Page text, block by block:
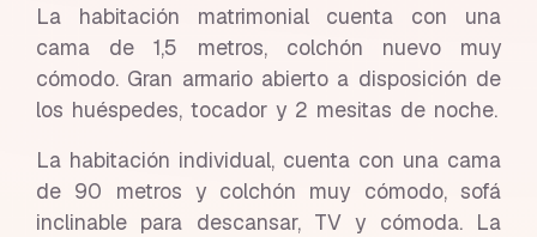
La habitación matrimonial cuenta con una
cama de 1,5 metros, colchón nuevo muy
cómodo. Gran armario abierto a disposición de
los huéspedes, tocador y 2 mesitas de noche.
La habitación individual, cuenta con una cama
de 90 metros y colchón muy cómodo, sofá
inclinable para descansar, TV y cómoda. La